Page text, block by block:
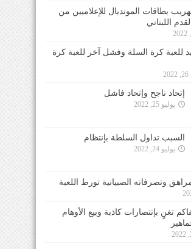
بطاقات المونديال للإعلاميين من
اللبناني
للعبة كرة السلة وفشل آخر للعبة كرة
إتحاد ناجح وإتحاد فاشل
يوليو 25, 2022
السبب تداول السلطة بإنتظام
يوليو 24, 2022
وتصرفاته الصبيانية تورط اللعبة
تغنٍ بإنتصارات كاذبة وبيع الأوهام